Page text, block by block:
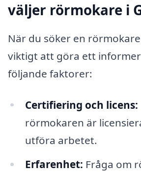
väljer rörmokare i
När du söker en
viktigt att göra ett
följande faktorer:
Certifiering och licens:
rörmokaren är
utföra arbetet.
Erfarenhet: Fråga om